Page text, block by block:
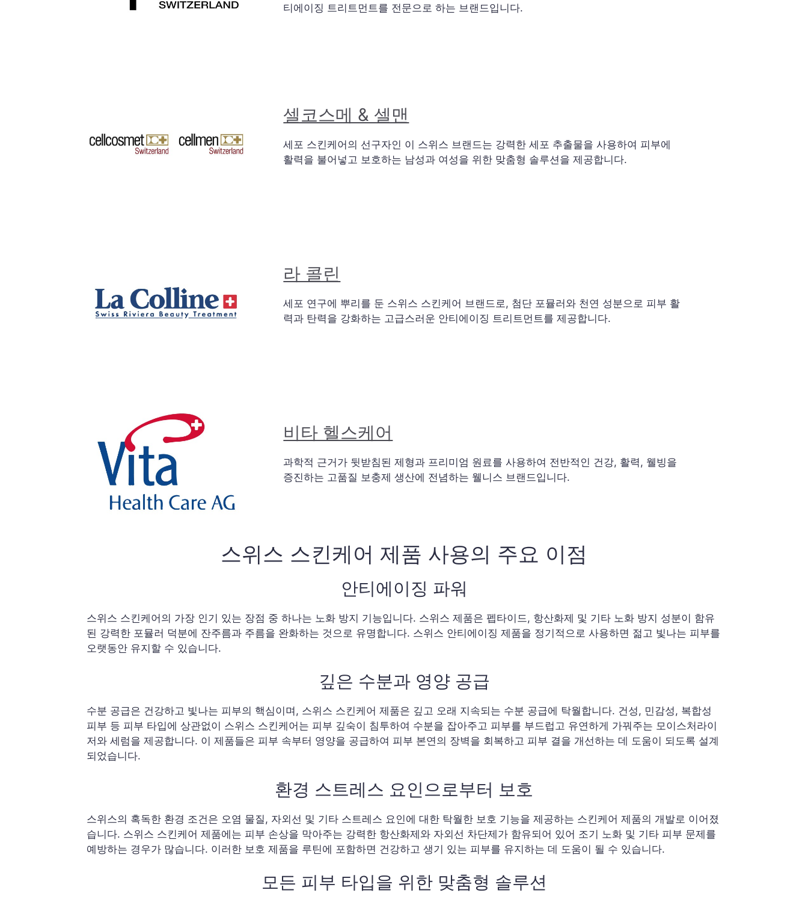
티에이징 트리트먼트를 전문으로 하는 브랜드입니다.
셀코스메 & 셀맨
세포 스킨케어의 선구자인 이 스위스 브랜드는 강력한 세포 추출물을 사용하여 피부에
활력을 불어넣고 보호하는 남성과 여성을 위한 맞춤형 솔루션을 제공합니다.
라 콜린
세포 연구에 뿌리를 둔 스위스 스킨케어 브랜드로, 첨단 포뮬러와 천연 성분으로 피부 활
력과 탄력을 강화하는 고급스러운 안티에이징 트리트먼트를 제공합니다.
비타 헬스케어
과학적 근거가 뒷받침된 제형과 프리미엄 원료를 사용하여 전반적인 건강, 활력, 웰빙을
증진하는 고품질 보충제 생산에 전념하는 웰니스 브랜드입니다.
스위스 스킨케어 제품 사용의 주요 이점
안티에이징 파워
스위스 스킨케어의 가장 인기 있는 장점 중 하나는 노화 방지 기능입니다. 스위스 제품은 펩타이드, 항산화제 및 기타 노화 방지 성분이 함유
된 강력한 포뮬러 덕분에 잔주름과 주름을 완화하는 것으로 유명합니다. 스위스 안티에이징 제품을 정기적으로 사용하면 젊고 빛나는 피부를
오랫동안 유지할 수 있습니다.
깊은 수분과 영양 공급
수분 공급은 건강하고 빛나는 피부의 핵심이며, 스위스 스킨케어 제품은 깊고 오래 지속되는 수분 공급에 탁월합니다. 건성, 민감성, 복합성
피부 등 피부 타입에 상관없이 스위스 스킨케어는 피부 깊숙이 침투하여 수분을 잡아주고 피부를 부드럽고 유연하게 가꿔주는 모이스처라이
저와 세럼을 제공합니다. 이 제품들은 피부 속부터 영양을 공급하여 피부 본연의 장벽을 회복하고 피부 결을 개선하는 데 도움이 되도록 설계
되었습니다.
환경 스트레스 요인으로부터 보호
스위스의 혹독한 환경 조건은 오염 물질, 자외선 및 기타 스트레스 요인에 대한 탁월한 보호 기능을 제공하는 스킨케어 제품의 개발로 이어졌
습니다. 스위스 스킨케어 제품에는 피부 손상을 막아주는 강력한 항산화제와 자외선 차단제가 함유되어 있어 조기 노화 및 기타 피부 문제를
예방하는 경우가 많습니다. 이러한 보호 제품을 루틴에 포함하면 건강하고 생기 있는 피부를 유지하는 데 도움이 될 수 있습니다.
모든 피부 타입을 위한 맞춤형 솔루션